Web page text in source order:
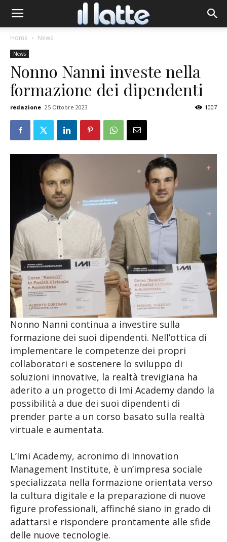
Home News
News
Nonno Nanni investe nella
formazione dei dipendenti
redazione 25 Ottobre 2023 1007
Nonno Nanni continua a investire sulla
formazione dei suoi dipendenti. Nell’ottica di
implementare le competenze dei propri
collaboratori e sostenere lo sviluppo di
soluzioni innovative, la realtà trevigiana ha
aderito a un progetto di Imi Academy dando la
possibilità a due dei suoi dipendenti di
prender parte a un corso basato sulla realtà
virtuale e aumentata.
L’Imi Academy, acronimo di Innovation
Management Institute, è un’impresa sociale
specializzata nella formazione orientata verso
la cultura digitale e la preparazione di nuove
figure professionali, affinché siano in grado di
adattarsi e rispondere prontamente alle sfide
delle nuove tecnologie.